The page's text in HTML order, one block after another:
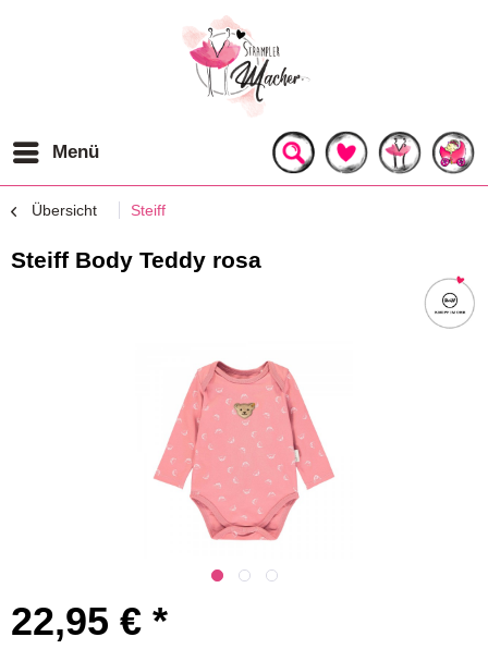
Menü
Übersicht Steiff
Steiff Body Teddy rosa
22,95 € *